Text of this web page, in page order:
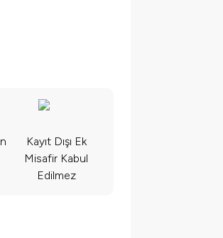
Kayıt Dışı Ek
Misafir Kabul
Edilmez